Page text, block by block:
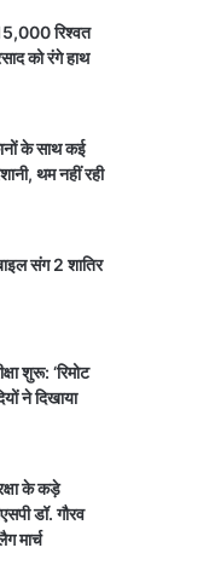
रिश्वत
को रंगे हाथ
के साथ कई
थम नहीं रही
संग 2 शातिर
शुरू: ‘रिमोट
ने दिखाया
के कड़े
डॉ. गौरव
मार्च